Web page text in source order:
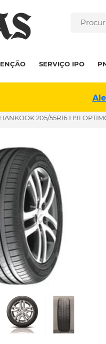
SERVIÇO IPO
HANKOOK 205/55R16 H91